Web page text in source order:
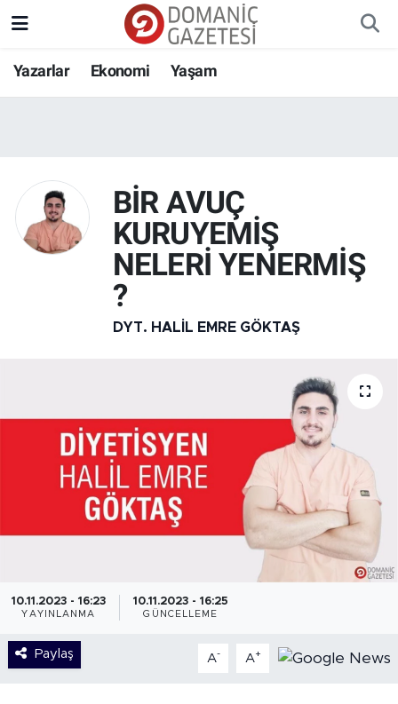
Yazarlar Ekonomi Yaşam
BİR AVUÇ
KURUYEMİŞ
NELERİ YENERMİŞ
?
DYT. HALIL EMRE GÖKTAŞ
10.11.2023 - 16:23
YAYINLANMA
10.11.2023 - 16:25
GÜNCELLEME
Paylaş A- A+